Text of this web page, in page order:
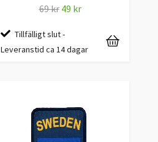
69 kr 49 kr
Tillfälligt slut -
Leveranstid ca 14 dagar